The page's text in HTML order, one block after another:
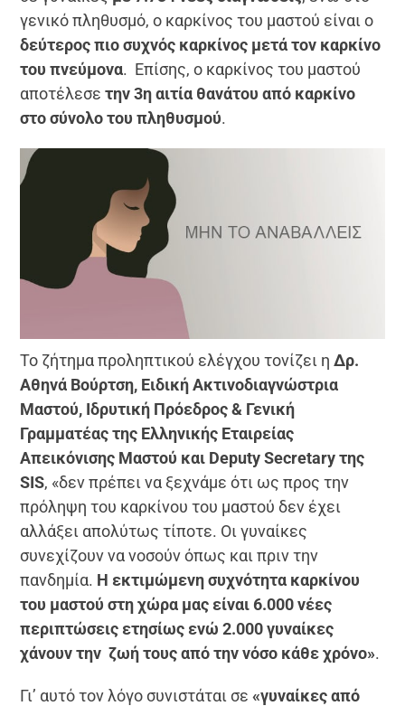
γενικό πληθυσμό, ο καρκίνος του μαστού είναι ο
δεύτερος πιο συχνός καρκίνος μετά τον καρκίνο
του πνεύμονα. Επίσης, ο καρκίνος του μαστού
αποτέλεσετην 3ηαιτία θανάτου από καρκίνο
στο σύνολο του πληθυσμού.
Το ζήτημα προληπτικού ελέγχου τονίζει ηΔρ.
Αθηνά Βούρτση, Ειδική Ακτινοδιαγνώστρια
Μαστού, Ιδρυτική Πρόεδρος & Γενική
Γραμματέας της Ελληνικής Εταιρείας
Απεικόνισης Μαστού και Deputy Secretary της
SIS, «δεν πρέπει να ξεχνάμε ότι ως προς την
πρόληψη του καρκίνου του μαστού δεν έχει
αλλάξει απολύτως τίποτε. Οι γυναίκες
συνεχίζουν να νοσούν όπως και πριν την
πανδημία. Η εκτιμώμενη συχνότητα καρκίνου
του μαστού στη χώρα μας είναι 6.000 νέες
περιπτώσεις ετησίως ενώ 2.000 γυναίκες
χάνουν την ζωή τους από την νόσο κάθε χρόνο».
Γι’ αυτό τον λόγο συνιστάται σε«γυναίκες από